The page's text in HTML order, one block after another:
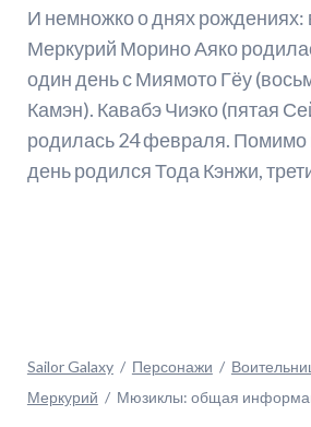
И немножко о днях рождениях:
Меркурий Морино Аяко
один день с Миямото Гёу
Камэн). Кавабэ Чиэко (пятая
родилась 24 февраля. Помимо
день родился Тода Кэнжи,
Sailor Galaxy Персонажи
Меркурий
Мюзиклы: общая